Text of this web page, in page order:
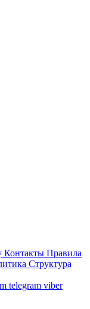
Контакты Правила
Структура
telegram viber